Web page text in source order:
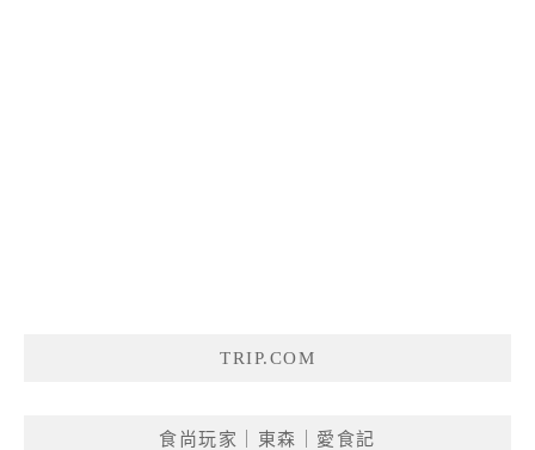
TRIP.COM
食尚玩家｜東森｜愛食記